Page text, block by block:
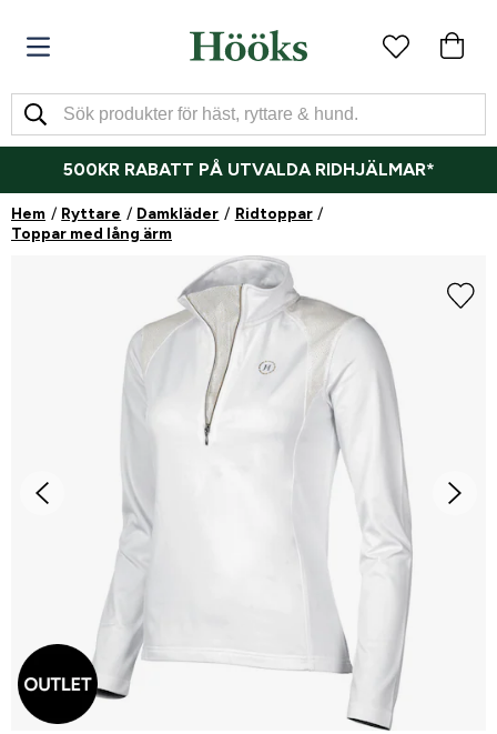
500KR RABATT PÅ UTVALDA RIDHJÄLMAR*
Hem Ryttare Damkläder
Ridtoppar
Toppar med lång ärm